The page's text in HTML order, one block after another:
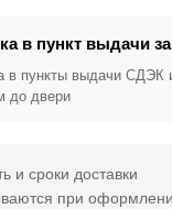
в пункт выдачи
в пункты выдачи СДЭК
до двери
и сроки доставки
при